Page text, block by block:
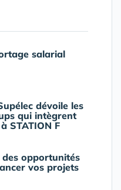
salarial
dévoile les
qui intègrent
STATION F
opportunités
vos projets